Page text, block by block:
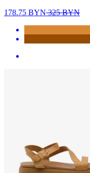
178.75 BYN325BYN